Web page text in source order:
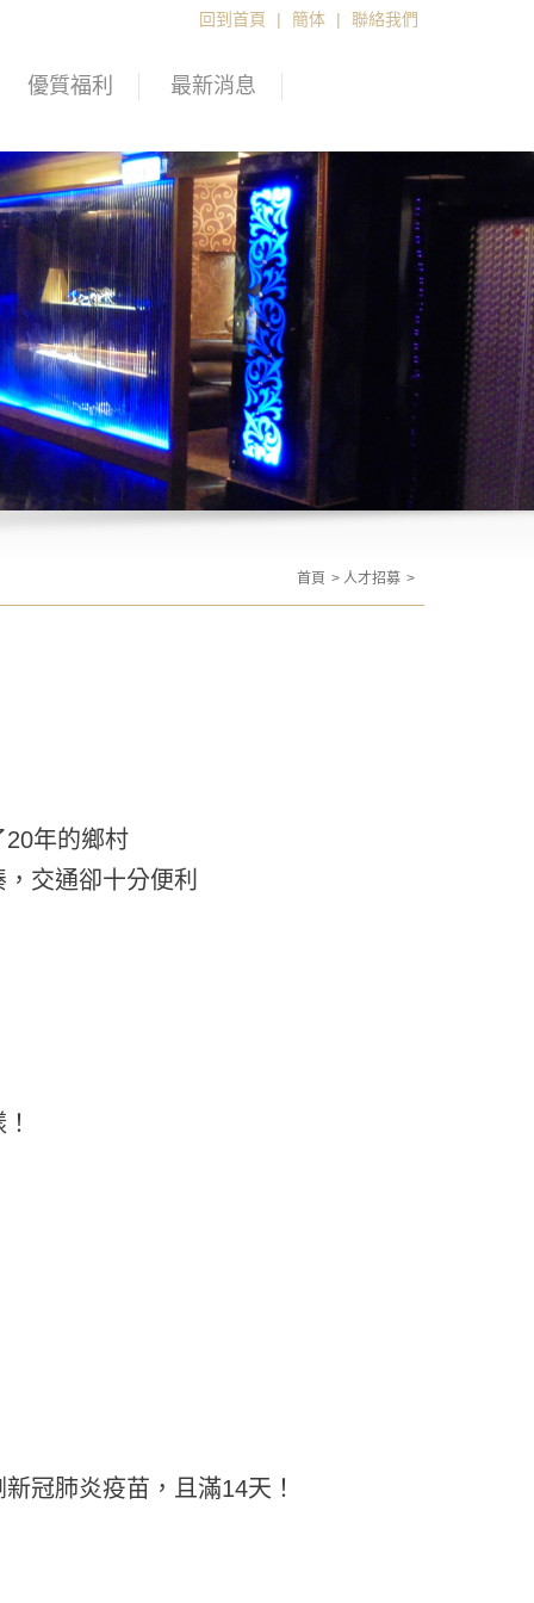
回到首頁 | 簡体 | 聯絡我們
優質福利 最新消息
首頁 人才招募
年的鄉村
交通卻十分便利
冠肺炎疫苗，且滿14天！